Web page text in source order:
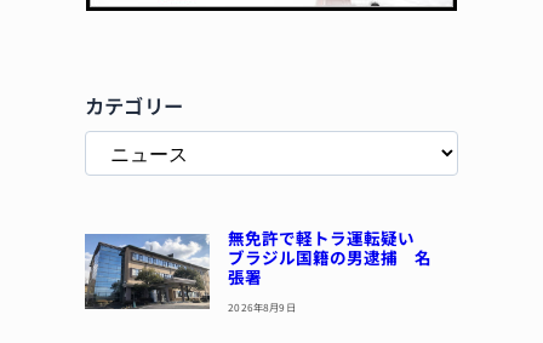
カテゴリー
無免許で軽トラ運転疑い
ブラジル国籍の男逮捕 名
張署
2026年8月9日